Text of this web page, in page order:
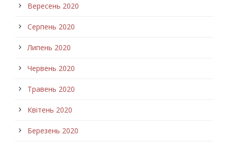
Вересень 2020
Серпень 2020
Липень 2020
Червень 2020
Травень 2020
Квітень 2020
Березень 2020